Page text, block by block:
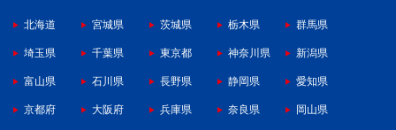
北海道 宮城県 茨城県 栃木県 群馬県
埼玉県 千葉県 東京都 神奈川県 新潟県
富山県 石川県 長野県 静岡県 愛知県
京都府 大阪府 兵庫県 奈良県 岡山県